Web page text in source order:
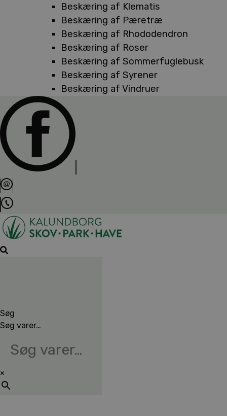
Beskæring af Klematis
Beskæring af Pæretræ
Beskæring af Rhododendron
Beskæring af Roser
Beskæring af Sommerfuglebusk
Beskæring af Syrener
Beskæring af Vindruer
Søg
Søg varer…
×